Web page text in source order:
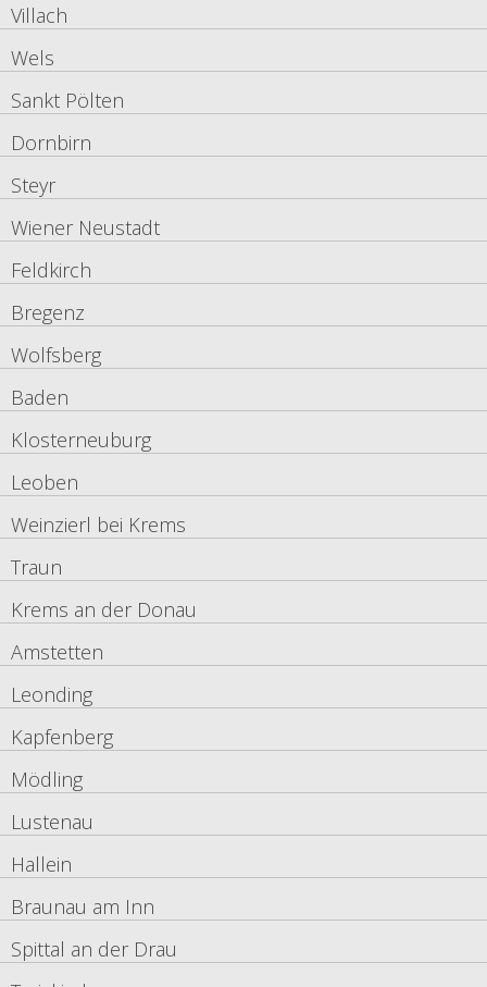
Villach
Wels
Sankt Pölten
Dornbirn
Steyr
Wiener Neustadt
Feldkirch
Bregenz
Wolfsberg
Baden
Klosterneuburg
Leoben
Weinzierl bei Krems
Traun
Krems an der Donau
Amstetten
Leonding
Kapfenberg
Mödling
Lustenau
Hallein
Braunau am Inn
Spittal an der Drau